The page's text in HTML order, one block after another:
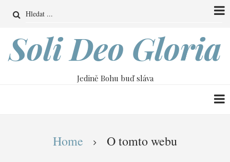
obsahu
Search
Soli Deo Gloria
Jedině Bohu buď sláva
Drobečková
navigaceHome O tomto webu